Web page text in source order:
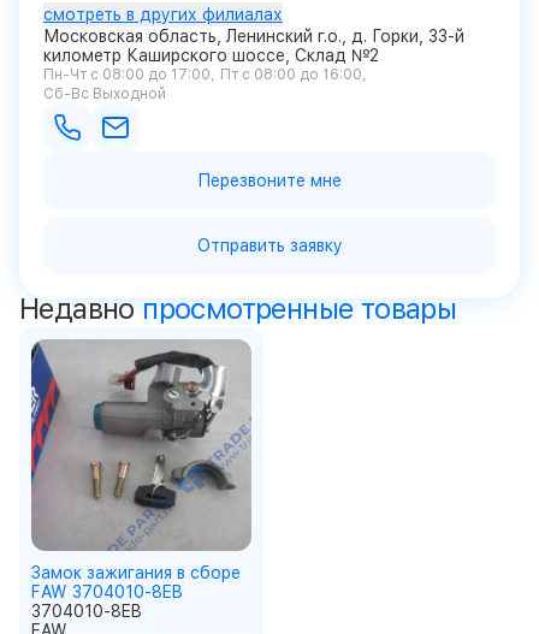
смотреть в других филиалах
Московская область, Ленинский г.о., д. Горки, 33-й
километр Каширского шоссе, Склад №2
Пн-Чт с 08:00 до 17:00
Пт с 08:00 до 16:00
Сб-Вс Выходной
Перезвоните мне
Отправить заявку
Недавно просмотренные товары
Замок зажигания в сборе
FAW 3704010-8EB
3704010-8EB